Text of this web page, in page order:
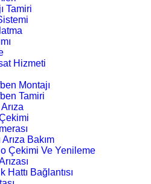
Tamiri
Hizmeti
Montajı
Tamiri
Bakım
Çekimi Ve Yenileme
Bağlantısı